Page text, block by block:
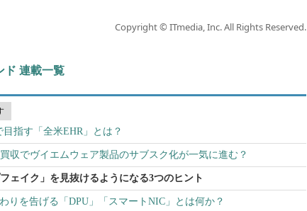
Copyright © ITmedia, Inc. All Rights Reserved.
連載一覧
目指す「全米EHR」とは？
収でヴイエムウェア製品のサブスク化が一気に進む？
ェイク」を見抜けるようになる3つのヒント
りを告げる「DPU」「スマートNIC」とは何か？